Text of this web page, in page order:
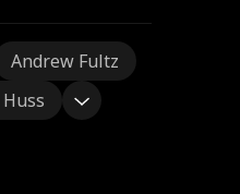
Andrew Fultz